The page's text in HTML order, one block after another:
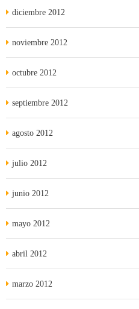
diciembre 2012
noviembre 2012
octubre 2012
septiembre 2012
agosto 2012
julio 2012
junio 2012
mayo 2012
abril 2012
marzo 2012